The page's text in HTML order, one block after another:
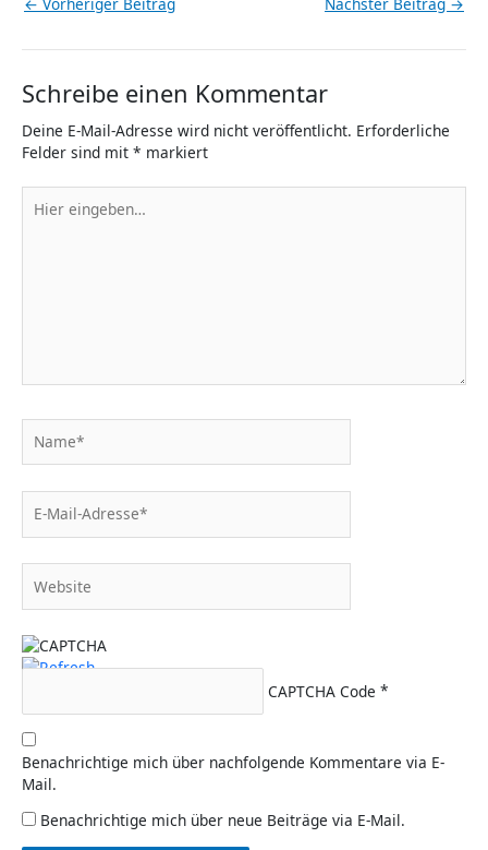
← Vorheriger Beitrag Nächster Beitrag →
Schreibe einen Kommentar
Deine E-Mail-Adresse wird nicht veröffentlicht. Erforderliche
Felder sind mit * markiert
eingeben…
Mail-
Adresse*
CAPTCHA Code *
Benachrichtige mich über nachfolgende Kommentare via E-
Mail.
Benachrichtige mich über neue Beiträge via E-Mail.